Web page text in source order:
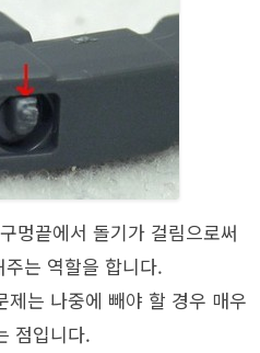
멍끝에서 돌기가 걸림으로써
는 역할을 합니다.
는 나중에 빼야 할 경우 매우
점입니다.